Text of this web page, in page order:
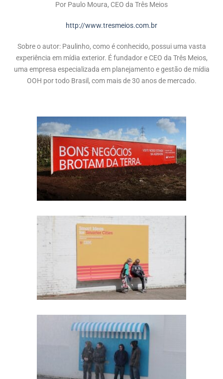
Por Paulo Moura, CEO da Três Meios
http://www.tresmeios.com.br
Sobre o autor: Paulinho, como é conhecido, possui uma vasta
experiência em mídia exterior. É fundador e CEO da Três Meios,
uma empresa especializada em planejamento e gestão de mídia
OOH por todo Brasil, com mais de 30 anos de mercado.